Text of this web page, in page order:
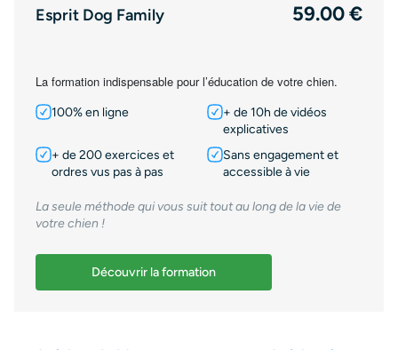
Esprit Dog Family 59.00 €
La formation indispensable pour l’éducation de votre chien.
100% en ligne
+ de 10h de vidéos
explicatives
+ de 200 exercices et
ordres vus pas à pas
Sans engagement et
accessible à vie
La seule méthode qui vous suit tout au long de la vie de
votre chien !
Découvrir la formation